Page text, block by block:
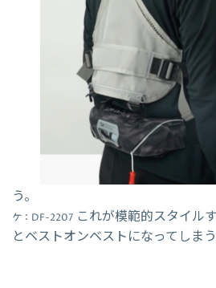
う。
ケ：DF-2207 これが模範的スタイル
とベストオンベストになってしま